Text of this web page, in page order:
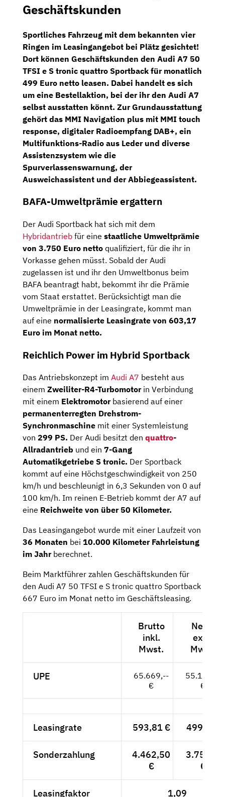
Geschäftskunden
Sportliches Fahrzeug mit dem bekannten vier
Ringen im Leasingangebot bei Plätz gesichtet!
Dort können Geschäftskunden den Audi A7 50
TFSI e S tronic quattro Sportback fürmonatlich
499 Euro netto leasen. Dabei handelt es sich
um eine Bestellaktion, bei der ihr den Audi A7
selbst ausstatten könnt. Zur Grundausstattung
gehört das MMI Navigation plus mit MMI touch
response, digitaler Radioempfang DAB+, ein
Multifunktions-Radio aus Leder und diverse
Assistenzsystem wie die
Spurverlassenswarnung, der
Ausweichassistent und derAbbiegeassistent.
BAFA-Umweltprämie ergattern
Der Audi Sportback hat sich mit dem
Hybridantrieb für eine staatliche Umweltprämie
von 3.750 Euro netto qualifiziert, für die ihr in
Vorkasse gehen müsst. Sobald der Audi
zugelassen ist und ihr den Umweltbonus beim
BAFA beantragt habt, bekommt ihr die Prämie
vom Staat erstattet. Berücksichtigt man die
Umweltprämie in der Leasingrate, kommt man
auf eine normalisierte Leasingrate von 603,17
Euro im Monat netto.
Reichlich Power im Hybrid Sportback
Das Antriebskonzept im Audi A7 besteht aus
einem Zweiliter-R4-Turbomotorin Verbindung
mit einem Elektromotorbasierend auf einer
permanenterregten Drehstrom-
Synchronmaschine mit einer Systemleistung
von 299 PS. Der Audi besitzt den quattro-
Allradantrieb und ein 7-Gang
Automatikgetriebe S tronic. Der Sportback
kommt auf eine Höchstgeschwindigkeit von 250
km/h und beschleunigt in 6,3 Sekunden von 0 auf
100 km/h. Im reinen E-Betrieb kommt der A7 auf
eine Reichweite von über 50 Kilometer.
Das Leasingangebot wurde mit einer Laufzeit von
36 Monaten bei 10.000 Kilometer Fahrleistung
im Jahrberechnet.
Beim Marktführer zahlen Geschäftskunden für
den Audi A7 50 TFSI e S tronic quattro Sportback
667 Euro im Monat netto im Geschäftsleasing.
Brutto
inkl.
Mwst.
Netto
exkl.
Mwst.
UPE
65.669,--
€
55.184,--
€
Leasingrate 593,81 € 499,-- €
Sonderzahlung
4.462,50
€
3.750,--
€
Leasingfaktor 1,09